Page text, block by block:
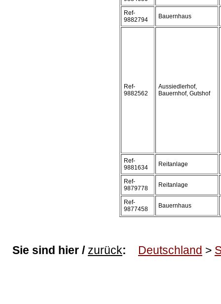
Ref-
9882794
Bauernhaus
Ref-
9882562
Aussiedlerhof,
Bauernhof, Gutshof
Ref-
9881634
Reitanlage
Ref-
9879778
Reitanlage
Ref-
9877458
Bauernhaus
Sie sind hier / zurück: Deutschland >